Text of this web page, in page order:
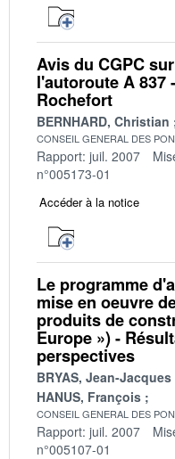
Avis du CGPC
l'autoroute A 837
Rochefort
BERNHARD, Christian
CONSEIL GENERAL DES
Rapport: juil. 2007
n°005173-01
Accéder à la notice
Le programme
mise en oeuvre
produits de
Europe ») -
perspectives
BRYAS, Jean-Jacques
HANUS, François
CONSEIL GENERAL DES
Rapport: juil. 2007
n°005107-01